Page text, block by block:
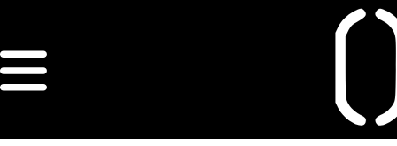
ORDRE DES
ARCHITECTES